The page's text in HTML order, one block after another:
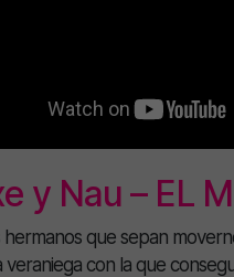
y Nau – EL
hermanos que sepan
con la que